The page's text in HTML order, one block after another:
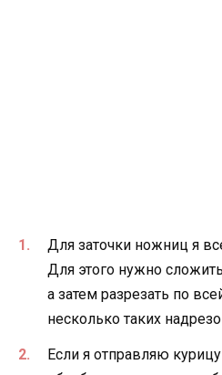
Для заточки ножниц я
Для этого нужно
а затем разрезать по
несколько таких
Если я отправляю